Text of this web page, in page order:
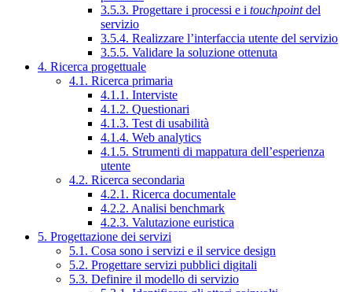
3.5.3. Progettare i processi e i touchpointdel
servizio
3.5.4. Realizzare l’interfaccia utente del servizio
3.5.5. Validare la soluzione ottenuta
4. Ricerca progettuale
4.1. Ricerca primaria
4.1.1. Interviste
4.1.2. Questionari
4.1.3. Test di usabilità
4.1.4. Web analytics
4.1.5. Strumenti di mappatura dell’esperienza
utente
4.2. Ricerca secondaria
4.2.1. Ricerca documentale
4.2.2. Analisi benchmark
4.2.3. Valutazione euristica
5. Progettazione dei servizi
5.1. Cosa sono i servizi e il service design
5.2. Progettare servizi pubblici digitali
5.3. Definire il modello di servizio